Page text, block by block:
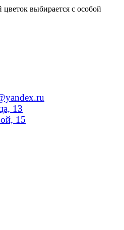
выбирается с особой
13
15